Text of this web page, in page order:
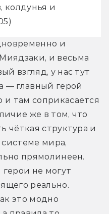
колдунья и
и
и весьма
взгляд, у нас тут
— главный герой
там соприкасается
же в том, что
чёткая структура и
мира,
прямолинеен.
не могут
реально.
это модно